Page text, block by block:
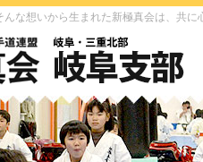
な想いから生まれた新極真会は、共に